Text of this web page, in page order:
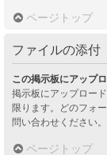
ページトップ
ファイルの添付
この掲示板にアップ
掲示板にアップロー
限ります。どのフォ
問い合わせください。
ページトップ